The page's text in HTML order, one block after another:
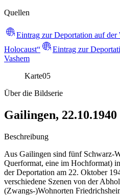
Quellen
Eintrag zur Deportation auf der
Holocaust“
Eintrag zur
Vashem
Karte05
Über die Bildserie
Gailingen, 22.10.1940
Beschreibung
Aus Gailingen sind fünf Schwarz-
Querformat, eine im Hochformat)
der Deportation am 22. Oktober
verschiedene Szenen von der
(Zwangs-)Wohnorten